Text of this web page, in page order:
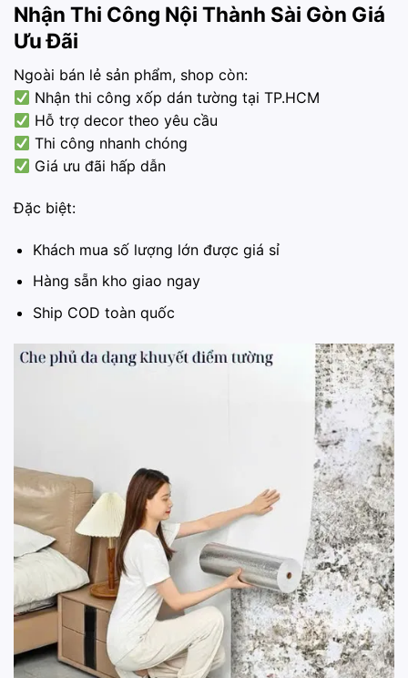
Nhận Thi Công Nội Thành Sài Gòn Giá
Ưu Đãi
Ngoài bán lẻ sản phẩm, shop còn:
Nhận thi công xốp dán tường tại TP.HCM
Hỗ trợ decor theo yêu cầu
Thi công nhanh chóng
Giá ưu đãi hấp dẫn
Đặc biệt:
Khách mua số lượng lớn được giá sỉ
Hàng sẵn kho giao ngay
Ship COD toàn quốc